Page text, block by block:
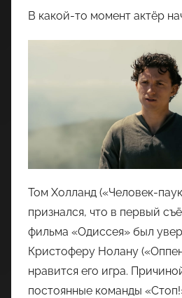
В какой-то момент актёр
Том Холланд («Человек-
признался, что в первый
фильма «Одиссея» был
Кристоферу Нолану
нравится его игра.
постоянные команды